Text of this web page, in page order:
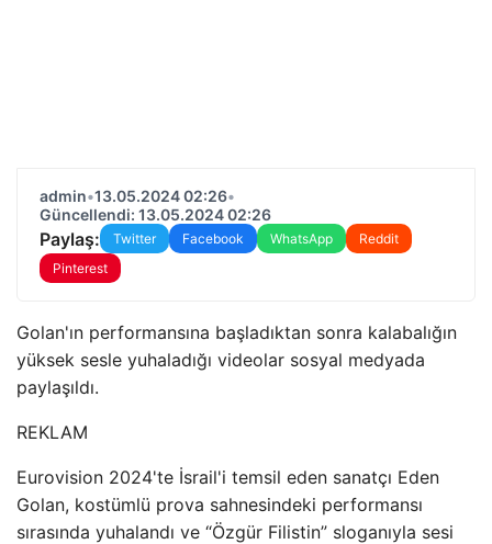
admin•13.05.2024 02:26•
Güncellendi: 13.05.2024 02:26
Paylaş: Twitter Facebook WhatsApp
Reddit
Pinterest
Golan'ın performansına başladıktan sonra kalabalığın
yüksek sesle yuhaladığı videolar sosyal medyada
paylaşıldı.
REKLAM
Eurovision 2024'te İsrail'i temsil eden sanatçı Eden
Golan, kostümlü prova sahnesindeki performansı
sırasında yuhalandı ve “Özgür Filistin” sloganıyla sesi